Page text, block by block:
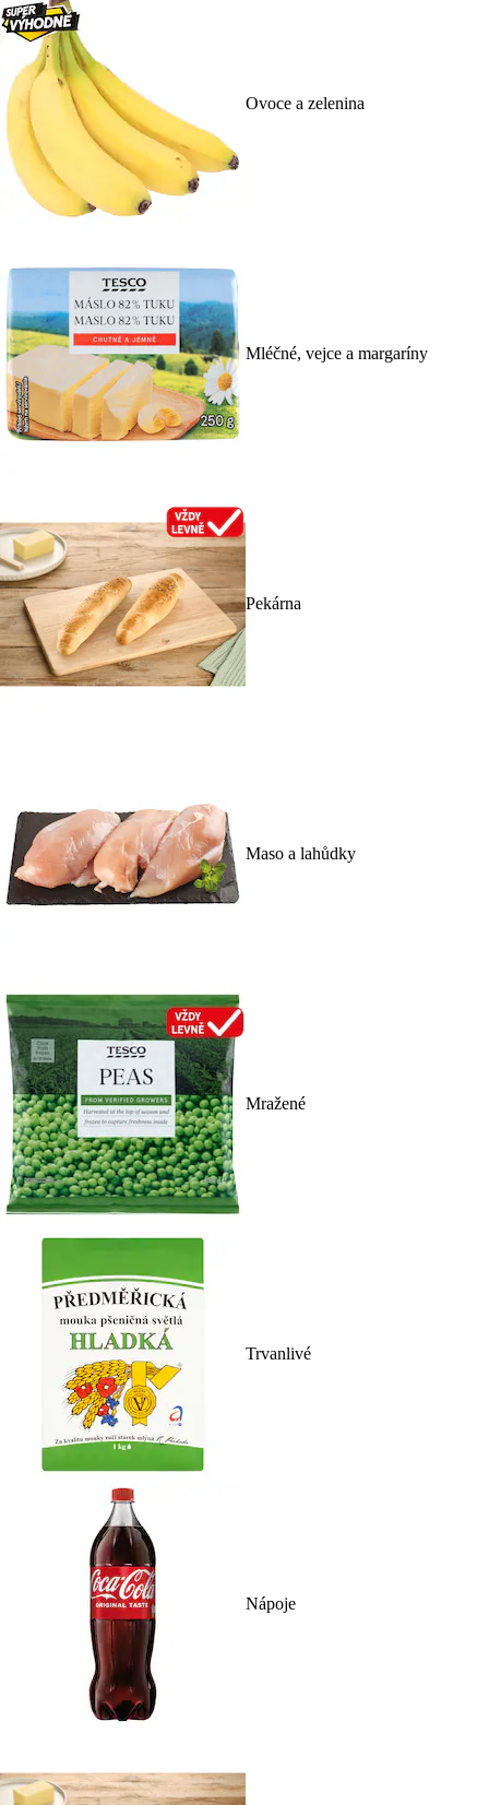
Ovoce a zelenina
Mléčné, vejce a margaríny
Pekárna
Maso a lahůdky
Mražené
Trvanlivé
Nápoje